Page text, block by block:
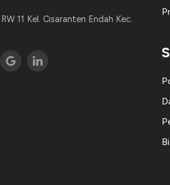
11 Kel. Cisaranten Endah Kec.